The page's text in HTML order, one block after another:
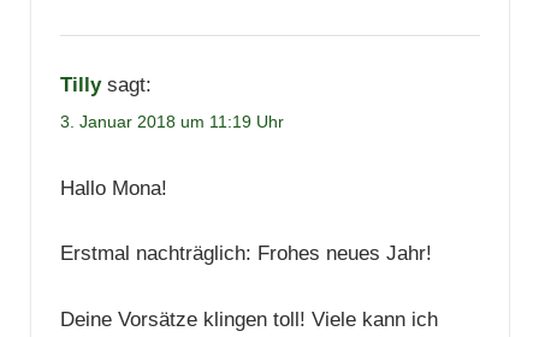
Tilly sagt:
3. Januar 2018 um 11:19 Uhr
Hallo Mona!
Erstmal nachträglich: Frohes neues Jahr!
Deine Vorsätze klingen toll! Viele kann ich